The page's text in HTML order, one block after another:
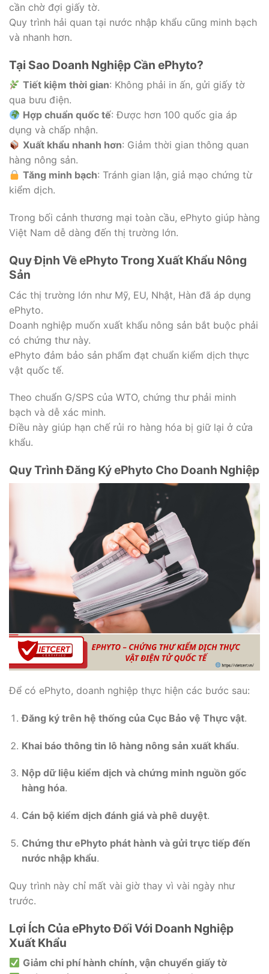
cần chờ đợi giấy tờ.
Quy trình hải quan tại nước nhập khẩu cũng minh bạch
và nhanh hơn.
Tại Sao Doanh Nghiệp Cần ePhyto?
Tiết kiệm thời gian: Không phải in ấn, gửi giấy tờ
qua bưu điện.
Hợp chuẩn quốc tế: Được hơn 100 quốc gia áp
dụng và chấp nhận.
Xuất khẩu nhanh hơn: Giảm thời gian thông quan
hàng nông sản.
Tăng minh bạch: Tránh gian lận, giả mạo chứng từ
kiểm dịch.
Trong bối cảnh thương mại toàn cầu, ePhyto giúp hàng
Việt Nam dễ dàng đến thị trường lớn.
Quy Định Về ePhyto Trong Xuất Khẩu Nông
Sản
Các thị trường lớn như Mỹ, EU, Nhật, Hàn đã áp dụng
ePhyto.
Doanh nghiệp muốn xuất khẩu nông sản bắt buộc phải
có chứng thư này.
ePhyto đảm bảo sản phẩm đạt chuẩn kiểm dịch thực
vật quốc tế.
Theo chuẩn G/SPS của WTO, chứng thư phải minh
bạch và dễ xác minh.
Điều này giúp hạn chế rủi ro hàng hóa bị giữ lại ở cửa
khẩu.
Quy Trình Đăng Ký ePhyto Cho Doanh Nghiệp
Để có ePhyto, doanh nghiệp thực hiện các bước sau:
Đăng ký trên hệ thống của Cục Bảo vệ Thực vật.
Khai báo thông tin lô hàng nông sản xuất khẩu.
Nộp dữ liệu kiểm dịch và chứng minh nguồn gốc
hàng hóa.
Cán bộ kiểm dịch đánh giá và phê duyệt.
Chứng thư ePhyto phát hành và gửi trực tiếp đến
nước nhập khẩu.
Quy trình này chỉ mất vài giờ thay vì vài ngày như
trước.
Lợi Ích Của ePhyto Đối Với Doanh Nghiệp
Xuất Khẩu
Giảm chi phí hành chính, vận chuyển giấy tờ